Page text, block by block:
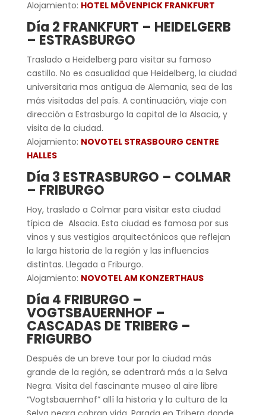
Alojamiento: HOTEL MÖVENPICK FRANKFURT
Día 2 FRANKFURT – HEIDELGERB
– ESTRASBURGO
Traslado a Heidelberg para visitar su famoso
castillo. No es casualidad que Heidelberg, la ciudad
universitaria mas antigua de Alemania, sea de las
más visitadas del país. A continuación, viaje con
dirección a Estrasburgo la capital de la Alsacia, y
visita de la ciudad.
Alojamiento: NOVOTEL STRASBOURG CENTRE
HALLES
Día 3 ESTRASBURGO – COLMAR
– FRIBURGO
Hoy, traslado a Colmar para visitar esta ciudad
típica de Alsacia. Esta ciudad es famosa por sus
vinos y sus vestigios arquitectónicos que reflejan
la larga historia de la región y las influencias
distintas. Llegada a Friburgo.
Alojamiento: NOVOTEL AM KONZERTHAUS
Día 4 FRIBURGO –
VOGTSBAUERNHOF –
CASCADAS DE TRIBERG –
FRIGURBO
Después de un breve tour por la ciudad más
grande de la región, se adentrará más a la Selva
Negra. Visita del fascinante museo al aire libre
“Vogtsbauernhof” allí la historia y la cultura de la